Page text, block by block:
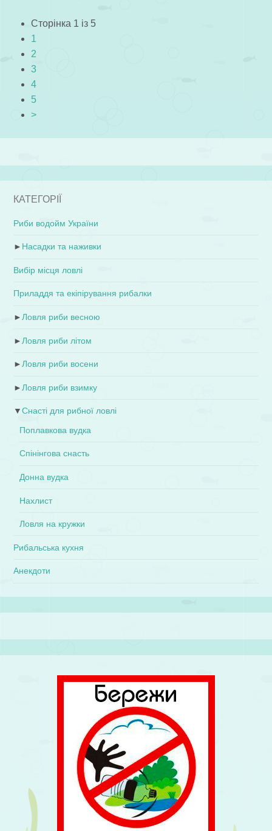
Сторінка 1 із 5
1
2
3
4
5
>
КАТЕГОРІЇ
Риби водойм України
► Насадки та наживки
Вибір місця ловлі
Приладдя та екіпірування рибалки
► Ловля риби весною
► Ловля риби літом
►Ловля риби восени
► Ловля риби взимку
▼Снасті для рибної ловлі
Поплавкова вудка
Спінінгова снасть
Донна вудка
Нахлист
Ловля на кружки
Рибальська кухня
Анекдоти